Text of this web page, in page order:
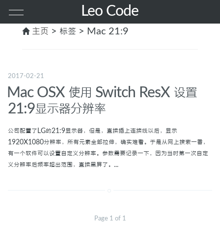
Leo Code
其他
前端
服务器
主页 > 标签 > Mac 21:9
2017-02-21
Mac OSX 使用 Switch ResX 设置
21:9显示器分辨率
公司配置了LG的21:9显示器，但是，直接插上连接线以后，显示
1920X1080分辨率，所有元素全部拉伸，确实难看。于是从网上搜索一番，
有一个软件可以设置自定义分辨率。参数需要记录一下，因为当时第一次自定
义分辨率后频率超出范围，直接黑屏了。...
Page 1 of 1